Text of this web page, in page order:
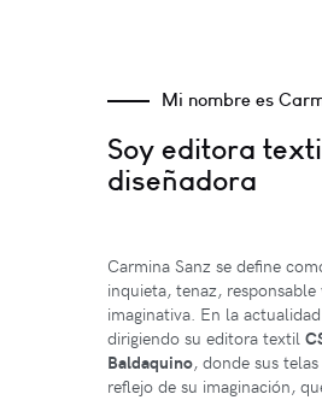
Mi nombre es
Soy editora
diseñadora
Carmina Sanz se define
inquieta, tenaz,
imaginativa. En la
dirigiendo su editora textil
Baldaquino, donde sus
reflejo de su imaginación,